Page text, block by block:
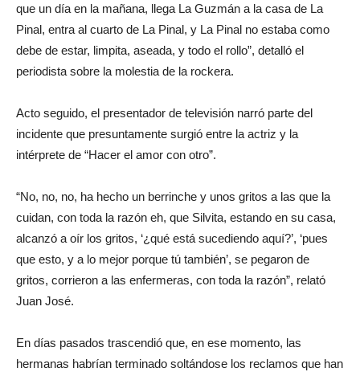
que un día en la mañana, llega La Guzmán a la casa de La
Pinal, entra al cuarto de La Pinal, y La Pinal no estaba como
debe de estar, limpita, aseada, y todo el rollo”, detalló el
periodista sobre la molestia de la rockera.
Acto seguido, el presentador de televisión narró parte del
incidente que presuntamente surgió entre la actriz y la
intérprete de “Hacer el amor con otro”.
“No, no, no, ha hecho un berrinche y unos gritos a las que la
cuidan, con toda la razón eh, que Silvita, estando en su casa,
alcanzó a oír los gritos, ‘¿qué está sucediendo aquí?’, ‘pues
que esto, y a lo mejor porque tú también’, se pegaron de
gritos, corrieron a las enfermeras, con toda la razón”, relató
Juan José.
En días pasados trascendió que, en ese momento, las
hermanas habrían terminado soltándose los reclamos que han